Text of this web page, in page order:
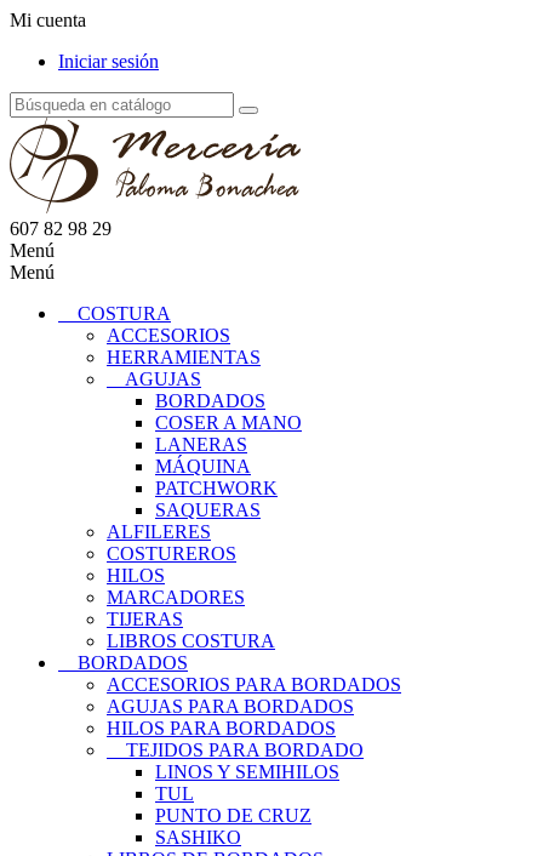
Mi cuenta
Iniciar sesión
607 82 98 29
Menú
Menú
COSTURA
ACCESORIOS
HERRAMIENTAS
AGUJAS
BORDADOS
COSER A MANO
LANERAS
MÁQUINA
PATCHWORK
SAQUERAS
ALFILERES
COSTUREROS
HILOS
MARCADORES
TIJERAS
LIBROS COSTURA
BORDADOS
ACCESORIOS PARA BORDADOS
AGUJAS PARA BORDADOS
HILOS PARA BORDADOS
TEJIDOS PARA BORDADO
LINOS Y SEMIHILOS
TUL
PUNTO DE CRUZ
SASHIKO